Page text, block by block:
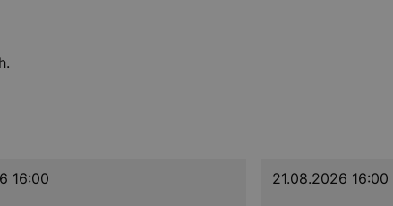
16:00 21.08.2026 16:00